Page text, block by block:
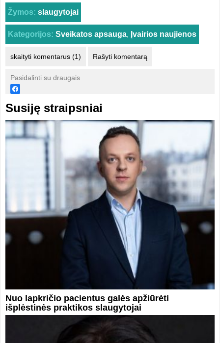
Žymos: slaugytojai
Kategorijos: Sveikatos apsauga, Įvairios naujienos
skaityti komentarus (1) Rašyti komentarą
Pasidalinti su draugais
Susiję straipsniai
Nuo lapkričio pacientus galės apžiūrėti
išplėstinės praktikos slaugytojai